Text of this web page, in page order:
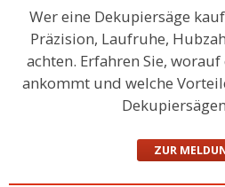
Wer eine Dekupiersäge
Präzision, Laufruhe,
achten. Erfahren Sie,
ankommt und welche
ZUR